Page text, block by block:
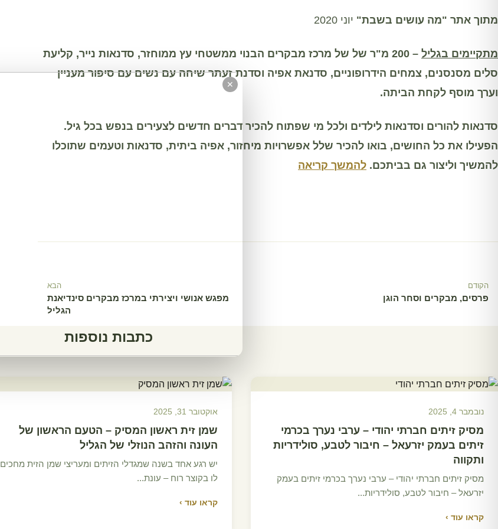
מתוך אתר "מה עושים בשבת" יוני 2020
מתקיימים בגליל – 200 מ"ר של של מרכז מבקרים הבנוי ממשטחי עץ ממוחזר, סדנאות נייר, קליעת
סלים מסנסנים, צמחים הידרופוניים, סדנאת אפיה וסדנת זעתר שיחה עם נשים עם סיפור מעניין
וערך מוסף לקחת הביתה.
סדנאות להורים וסדנאות לילדים ולכל מי שפתוח להכיר דברים חדשים לצעירים בנפש בכל גיל.
הפעילו את כל החושים, בואו להכיר שלל אפשרויות מיחזור, אפיה ביתית, סדנאות וטעמים שתוכלו
להמשיך וליצור גם בביתכם. להמשך קריאה
הקודם
פרסים, מבקרים וסחר הוגן
הבא
מפגש אנושי ויצירתי במרכז מבקרים סינדיאנת
הגליל
כתבות נוספות
נובמבר 4, 2025
מסיק זיתים חברתי יהודי – ערבי נערך בכרמי
זיתים בעמק יזרעאל – חיבור לטבע, סולידריות
ותקווה
מסיק זיתים חברתי יהודי – ערבי נערך בכרמי זיתים בעמק
יזרעאל – חיבור לטבע, סולידריות...
קראו עוד ›
אוקטובר 31, 2025
שמן זית ראשון המסיק – הטעם הראשון של
העונה והזהב הנוזלי של הגליל
יש רגע אחד בשנה שמגדלי הזיתים ומעריצי שמן הזית מחכים
לו בקוצר רוח – עונת...
קראו עוד ›
✕